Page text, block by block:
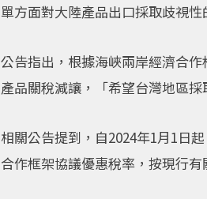
單方面對大陸產品出口採取歧視
公告指出，根據海峽兩岸經濟合
產品關稅減讓，「希望台灣地區
相關公告提到，自2024年1月1日
合作框架協議優惠稅率，按現行